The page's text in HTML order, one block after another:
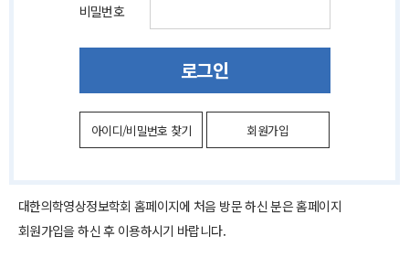
비밀번호
로그인
아이디/비밀번호 찾기 회원가입
대한의학영상정보학회 홈페이지에 처음 방문 하신 분은 홈페이지
회원가입을 하신 후 이용하시기 바랍니다.